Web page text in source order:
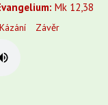
Mk 12,38
Kázání Závěr